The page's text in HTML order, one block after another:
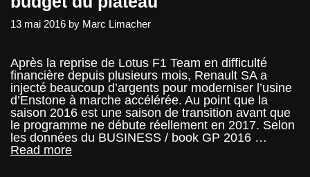
13 mai 2016 by Marc Limacher
Après la reprise de Lotus F1 Team en difficulté
financière depuis plusieurs mois, Renault SA a
injecté beaucoup d’argents pour moderniser l’usine
d’Enstone à marche accélérée. Au point que la
saison 2016 est une saison de transition avant que
le programme ne débute réellement en 2017. Selon
les données du BUSINESS / book GP 2016 …
Read moreRenault